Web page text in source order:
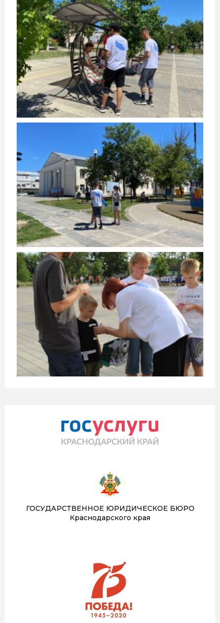
ГОСУДАРСТВЕННОЕ ЮРИДИЧЕСКОЕ БЮРО
Краснодарского края